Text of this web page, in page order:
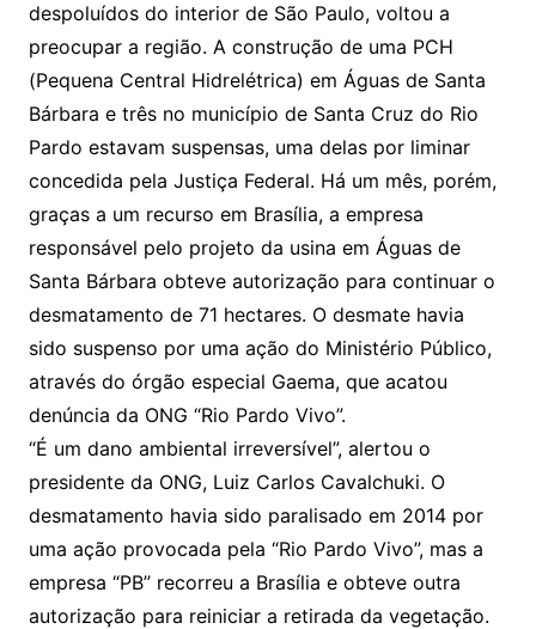
despoluídos do interior de São Paulo, voltou a
preocupar a região. A construção de uma PCH
(Pequena Central Hidrelétrica) em Águas de Santa
Bárbara e três no município de Santa Cruz do Rio
Pardo estavam suspensas, uma delas por liminar
concedida pela Justiça Federal. Há um mês, porém,
graças a um recurso em Brasília, a empresa
responsável pelo projeto da usina em Águas de
Santa Bárbara obteve autorização para continuar o
desmatamento de 71 hectares. O desmate havia
sido suspenso por uma ação do Ministério Público,
através do órgão especial Gaema, que acatou
denúncia da ONG “Rio Pardo Vivo”.
“É um dano ambiental irreversível”, alertou o
presidente da ONG, Luiz Carlos Cavalchuki. O
desmatamento havia sido paralisado em 2014 por
uma ação provocada pela “Rio Pardo Vivo”, mas a
empresa “PB” recorreu a Brasília e obteve outra
autorização para reiniciar a retirada da vegetação.